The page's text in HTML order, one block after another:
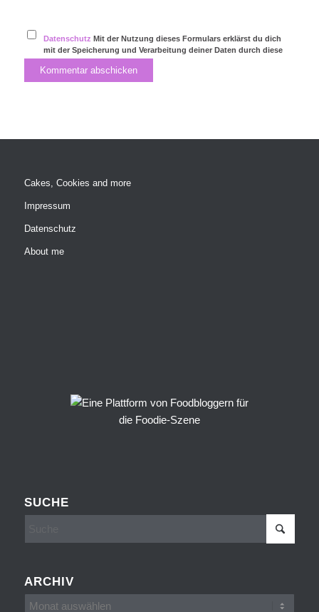
Datenschutz Mit der Nutzung dieses Formulars erklärst du dich
mit der Speicherung und Verarbeitung deiner Daten durch diese
Website einverstanden.
Cakes, Cookies and more
Impressum
Datenschutz
About me
SUCHE
ARCHIV